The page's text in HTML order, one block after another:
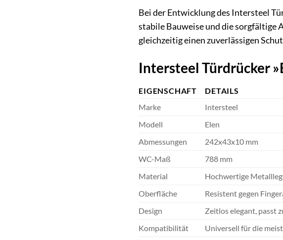
Bei der Entwicklung des Intersteel
stabile Bauweise und die sorgfältige
gleichzeitig einen zuverlässigen
Intersteel Türdrücker
EIGENSCHAFT
DETAILS
Marke
Intersteel
Modell
Elen
Abmessungen
242x43x10 mm
WC-Maß
788 mm
Material
Hochwertige
Oberfläche
Resistent gegen
Design
Zeitlos elegant, passt
Kompatibilität
Universell für die